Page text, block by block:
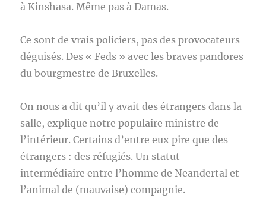
à Kinshasa. Même pas à Damas.
Ce sont de vrais policiers, pas des provocateurs
déguisés. Des « Feds » avec les braves pandores
du bourgmestre de Bruxelles.
On nous a dit qu’il y avait des étrangers dans la
salle, explique notre populaire ministre de
l’intérieur. Certains d’entre eux pire que des
étrangers : des réfugiés. Un statut
intermédiaire entre l’homme de Neandertal et
l’animal de (mauvaise) compagnie.